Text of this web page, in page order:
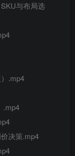
与布局选
.mp4
.mp4
决策.mp4